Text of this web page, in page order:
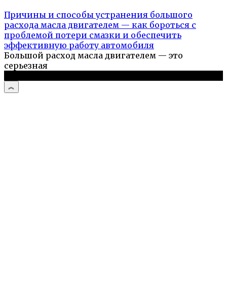
Причины и способы устранения большого
расхода масла двигателем — как бороться с
проблемой потери смазки и обеспечить
эффективную работу автомобиля
Большой расход масла двигателем — это
серьезная